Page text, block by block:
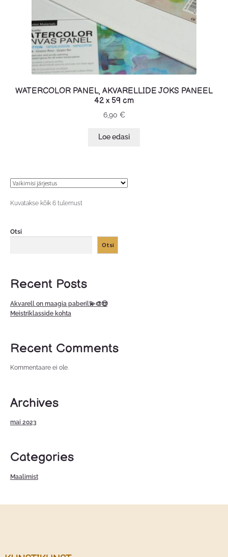
WATERCOLOR PANEL, AKVARELLIDE JOKS PANEEL
42 x 59 cm
6,90 €
Loe edasi
Kuvatakse kõik 6 tulemust
Otsi
Otsi
Recent Posts
Akvarell on maagia paberil💫🎨😍
Meistriklasside kohta
Recent Comments
Kommentaare ei ole.
Archives
mai 2023
Categories
Maalimist